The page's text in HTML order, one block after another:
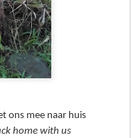
ons mee naar huis
home with us